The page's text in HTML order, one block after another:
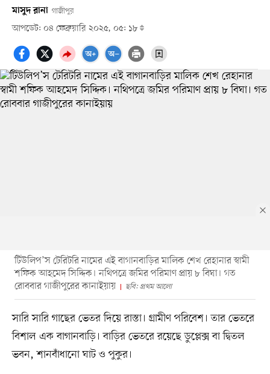
মাসুদ রানা গাজীপুর
আপডেট: ০৪ ফেব্রুয়ারি ২০২৫, ০৫: ১৮
টিউলিপ’স টেরিটরি নামের এই বাগানবাড়ির মালিক শেখ রেহানার স্বামী
শফিক আহমেদ সিদ্দিক। নথিপত্রে জমির পরিমাণ প্রায় ৮ বিঘা। গত
রোববার গাজীপুরের কানাইয়ায়
ছবি: প্রথম আলো
সারি সারি গাছের ভেতর দিয়ে রাস্তা। গ্রামীণ পরিবেশ। তার ভেতরে
বিশাল এক বাগানবাড়ি। বাড়ির ভেতরে রয়েছে ডুপ্লেক্স বা দ্বিতল
ভবন, শানবাঁধানো ঘাট ও পুকুর।